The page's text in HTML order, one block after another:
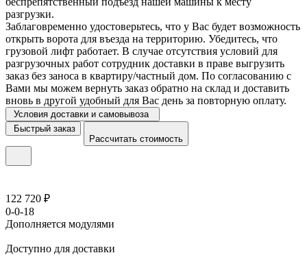
разгрузки.
Заблаговременно удостоверьтесь, что у Вас будет возможность
открыть ворота для въезда на территорию. Убедитесь, что
грузовой лифт работает. В случае отсутствия условий для
разгрузочных работ сотрудник доставки в праве выгрузить
заказ без заноса в квартиру/частный дом. По согласованию с
Вами мы можем вернуть заказ обратно на склад и доставить
вновь в другой удобный для Вас день за повторную оплату.
Условия доставки и самовывоза
Быстрый заказ
Рассчитать стоимость
122 720 ₽
0-0-18
Дополняется модулями
Доступно для доставки